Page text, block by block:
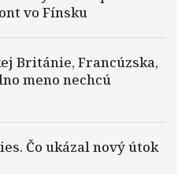
vo Fínsku
Británie, Francúzska,
meno nechcú
Čo ukázal nový útok